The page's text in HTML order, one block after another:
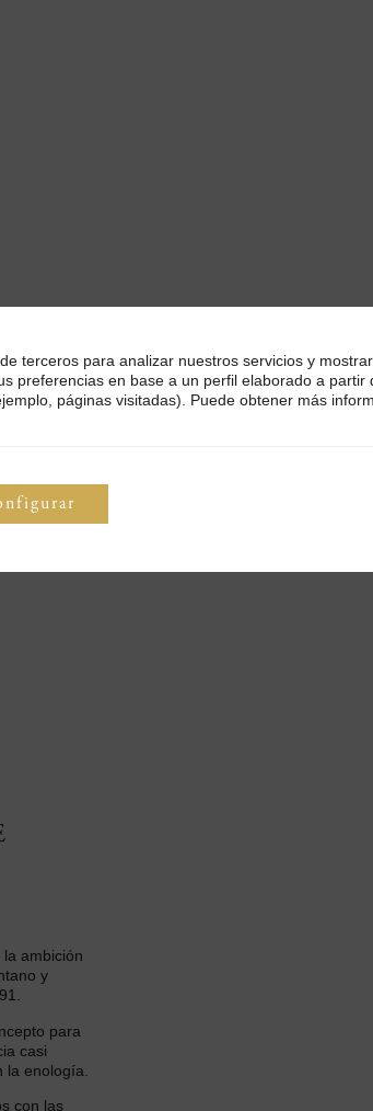
la ambición
y
para
casi
enología.
con las
terceros para analizar nuestros servicios y
preferencias en base a un perfil elaborado a partir
páginas visitadas). Puede obtener más